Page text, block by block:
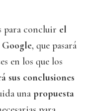
para concluir el
, que pasará
en los que los
sus conclusiones
una propuesta